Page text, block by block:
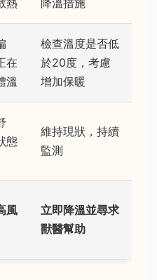
熱
降溫措施
在
溫
檢查溫度是否低
於20度，考慮
增加保暖
態
維持現狀，持續
監測
風
立即降溫並尋求
獸醫幫助